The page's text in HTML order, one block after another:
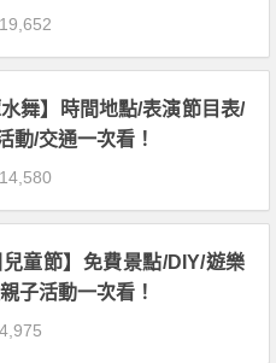
19,652
水舞】時間地點/表演節目表/
動/交通一次看！
14,580
兒童節】免費景點/DIY/遊樂
子活動一次看！
4,975